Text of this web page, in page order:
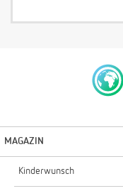
MAGAZIN
Kinderwunsch